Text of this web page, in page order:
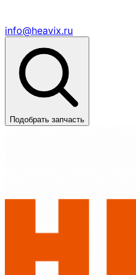
info@heavix.ru
Подобрать запчасть